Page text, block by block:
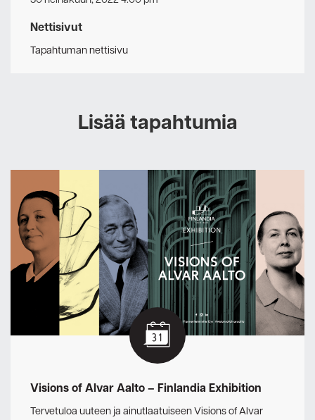
Nettisivut
Tapahtuman nettisivu
Lisää tapahtumia
Visions of Alvar Aalto – Finlandia Exhibition
Tervetuloa uuteen ja ainutlaatuiseen Visions of Alvar